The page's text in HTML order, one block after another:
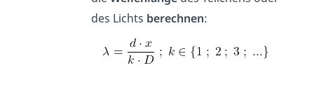
des Lichts berechnen: